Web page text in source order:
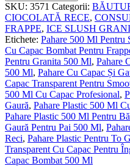
SKU: 3571 Categorii:
CIOCOLATĂ RECE,
FRAPPE, ICE SLUSH
Etichete: Pahare 500 Ml Pentru
Cu Capac Bombat Pentru
Pentru Granita 500 Ml, Pahare
500 Ml, Pahare Cu Capac Și
Capac Transparent Pentru
500 Ml Cu Capac Profesional,
Gaură, Pahare Plastic 500 Ml
Pahare Plastic 500 Ml Pentru
Gaură Pentru Pai 500 Ml,
Reci, Pahare Plastic Pentru To
Transparent Cu Capac Pentru
Capac Bombat 500 Ml